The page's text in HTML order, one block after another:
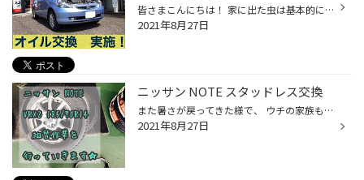
皆さまこんにちは！ 家に出た虫は基本的に キャッチアンドリリースの方針（蚊は除く）なのですが、 この間、風呂場に出没したムカデを取り逃し、 不意にカササっと現れるんじゃないかと、 入浴中気が気じゃありません さて、今回ご紹介の作業は、 乗ってよし、 荷物も意外と沢山詰めて良し、 コンパ...
2021年8月27日
ニッサン NOTE スタッドレス交換
また暑さが戻ってきた様で、 ウチの家族も熱中症でダウンしちゃいました⤵︎ 幸いすぐに回復しましたが、 色んな事に気を配りながら生活していかなきゃですね(´-`) さて、先日スタッドレスをお買い求め頂きました お客様の作業事例をご紹介⭐︎ ホイールは、ご使用のホイールを活かして 組替作業を行っ...
2021年8月27日